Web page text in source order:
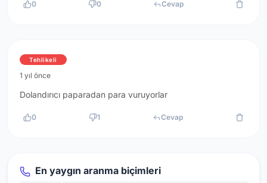
0 0 Cevap
Tehlikeli
1 yıl önce
Dolandırıcı paparadan para vuruyorlar
0 1 Cevap
En yaygın aranma biçimleri